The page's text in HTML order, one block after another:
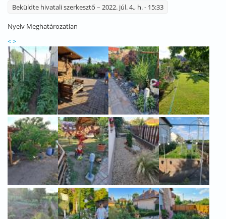
Beküldte hivatali szerkesztő – 2022. júl. 4., h. - 15:33
Nyelv Meghatározatlan
<>